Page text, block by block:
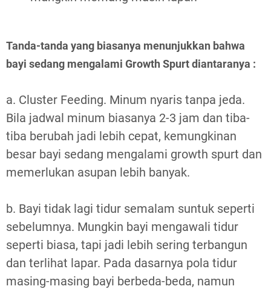
Tanda-tanda yang biasanya menunjukkan bahwa
bayi sedang mengalami Growth Spurt diantaranya :
a. Cluster Feeding. Minum nyaris tanpa jeda.
Bila jadwal minum biasanya 2-3 jam dan tiba-
tiba berubah jadi lebih cepat, kemungkinan
besar bayi sedang mengalami growth spurt dan
memerlukan asupan lebih banyak.
b. Bayi tidak lagi tidur semalam suntuk seperti
sebelumnya. Mungkin bayi mengawali tidur
seperti biasa, tapi jadi lebih sering terbangun
dan terlihat lapar. Pada dasarnya pola tidur
masing-masing bayi berbeda-beda, namun